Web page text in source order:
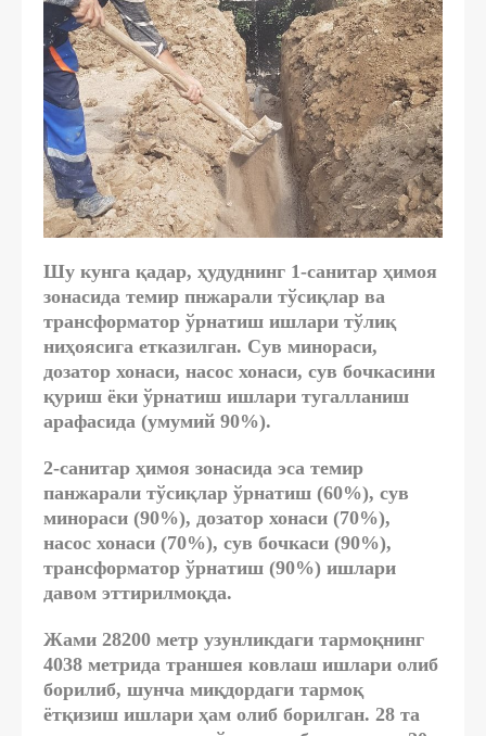
Шу кунга қадар, ҳудуднинг 1-санитар ҳимоя
зонасида темир пнжарали тўсиқлар ва
трансформатор ўрнатиш ишлари тўлиқ
ниҳоясига етказилган. Сув минораси,
дозатор хонаси, насос хонаси, сув бочкасини
қуриш ёки ўрнатиш ишлари тугалланиш
арафасида (умумий 90%).
2-санитар ҳимоя зонасида эса темир
панжарали тўсиқлар ўрнатиш (60%), сув
минораси (90%), дозатор хонаси (70%),
насос хонаси (70%), сув бочкаси (90%),
трансформатор ўрнатиш (90%) ишлари
давом эттирилмоқда.
Жами 28200 метр узунликдаги тармоқнинг
4038 метрида траншея ковлаш ишлари олиб
борилиб, шунча миқдордаги тармоқ
ётқизиш ишлари ҳам олиб борилган. 28 та